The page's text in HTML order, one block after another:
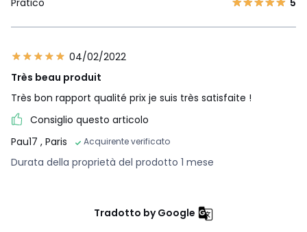
Pratico 5
04/02/2022
Très beau produit
Très bon rapport qualité prix je suis très satisfaite !
Consiglio questo articolo
Pau17 , Paris Acquirente verificato
Durata della proprietà del prodotto 1 mese
Tradotto by Google